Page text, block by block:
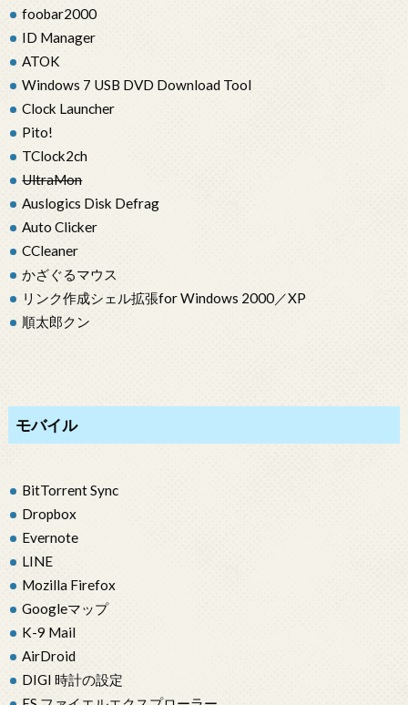
foobar2000
ID Manager
ATOK
Windows 7 USB DVD Download Tool
Clock Launcher
Pito!
TClock2ch
UltraMon
Auslogics Disk Defrag
Auto Clicker
CCleaner
かざぐるマウス
リンク作成シェル拡張for Windows 2000／XP
順太郎クン
モバイル
BitTorrent Sync
Dropbox
Evernote
LINE
Mozilla Firefox
Googleマップ
K-9 Mail
AirDroid
DIGI 時計の設定